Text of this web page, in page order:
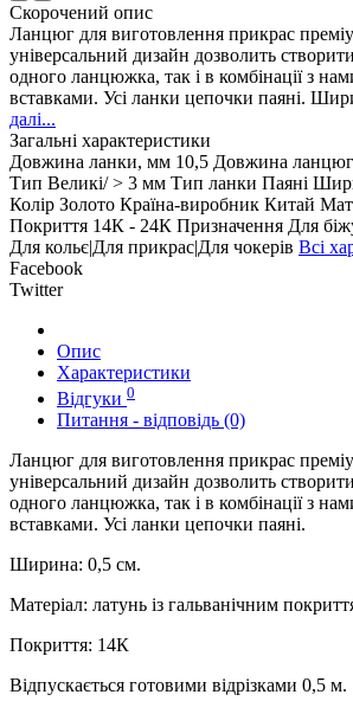
Скорочений опис
Ланцюг для виготовлення прикрас
універсальний дизайн дозволить
одного ланцюжка, так і в комбінації з
вставками. Усі ланки цепочки паяні.
далі...
Загальні характеристики
Довжина ланки, мм 10,5 Довжина
Тип Великі/ > 3 мм Тип ланки Паяні
Колір Золото Країна-виробник Китай
Покриття 14К - 24К Призначення Для
Для кольє|Для прикрас|Для чокерів Всі
Facebook
Twitter
Опис
Характеристики
Відгуки 0
Питання - відповідь (0)
Ланцюг для виготовлення прикрас
універсальний дизайн дозволить
одного ланцюжка, так і в комбінації з
вставками. Усі ланки цепочки паяні.
Ширина: 0,5 см.
Матеріал: латунь із гальванічним
Покриття: 14К
Відпускається готовими відрізками 0,5 м.